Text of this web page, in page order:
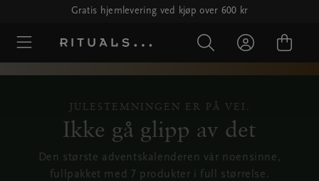
Gratis hjemlevering ved kjøp over 600 kr
JULESTEMNINGEN ER PÅ VEI.
Ikke gå glipp av det
Den største adventskalenderen vår noensinne,
fullpakket med 7 produkter i full størrelse.